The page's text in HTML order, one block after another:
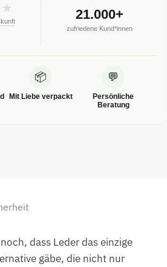
★ 21.000+
zufriedene Kund*innen
📦
Mit Liebe verpackt
💬
Persönliche
Beratung
dass Leder das einzige
gäbe, die nicht nur